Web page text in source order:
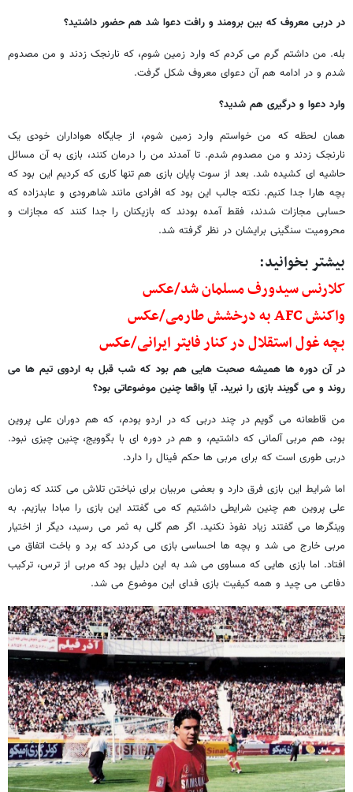
در دربی معروف که بین برومند و رافت دعوا شد هم حضور داشتید؟
بله. من داشتم گرم می کردم که وارد زمین شوم، که نارنجک زدند و من مصدوم
شدم و در ادامه هم آن دعوای معروف شکل گرفت.
وارد دعوا و درگیری هم شدید؟
همان لحظه که من خواستم وارد زمین شوم، از جایگاه هواداران خودی یک
نارنجک زدند و من مصدوم شدم. تا آمدند من را درمان کنند، بازی به آن مسائل
حاشیه ای کشیده شد. بعد از سوت پایان بازی هم تنها کاری که کردیم این بود که
بچه هارا جدا کنیم. نکته جالب این بود که افرادی مانند شاهرودی و عابدزاده که
حسابی مجازات شدند، فقط آمده بودند که بازیکنان را جدا کنند که مجازات و
محرومیت سنگینی برایشان در نظر گرفته شد.
بیشتر بخوانید:
کلارنس سیدورف مسلمان شد/عکس
واکنش AFC به درخشش طارمی/عکس
بچه غول استقلال در کنار فایتر ایرانی/عکس
در آن دوره ها همیشه صحبت هایی هم بود که شب قبل به اردوی تیم ها می
روند و می گویند بازی را نبرید. آیا واقعا چنین موضوعاتی بود؟
من قاطعانه می گویم در چند دربی که در اردو بودم، که هم دوران علی پروین
بود، هم مربی آلمانی که داشتیم، و هم در دوره ای با بگوویج، چنین چیزی نبود.
دربی طوری است که برای مربی ها حکم فینال را دارد.
اما شرایط این بازی فرق دارد و بعضی مربیان برای نباختن تلاش می کنند که زمان
علی پروین هم چنین شرایطی داشتیم که می گفتند این بازی را مبادا ببازیم. به
وینگرها می گفتند زیاد نفوذ نکنید. اگر هم گلی به ثمر می رسید، دیگر از اختیار
مربی خارج می شد و بچه ها احساسی بازی می کردند که برد و باخت اتفاق می
افتاد. اما بازی هایی که مساوی می شد به این دلیل بود که مربی از ترس، ترکیب
دفاعی می چید و همه کیفیت بازی فدای این موضوع می شد.